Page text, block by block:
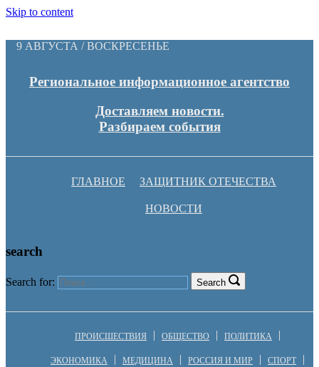
Skip to content
9 АВГУСТА / ВОСКРЕСЕНЬЕ
Региональное информационное агентство
Доставляем новости.
Разбираем события
ГЛАВНОЕ ЗАЩИТНИК ОТЕЧЕСТВА
НОВОСТИ
search
Search for: Search
ПРОИСШЕСТВИЯ ОБЩЕСТВО ПОЛИТИКА
ЭКОНОМИКА МЕДИЦИНА РОССИЯ И МИР СПОРТ